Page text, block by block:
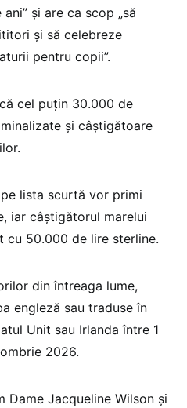
și are ca scop „să
și să celebreze
pentru copii”.
cel puțin 30.000 de
și câștigătoare
lista scurtă vor primi
iar câștigătorul marelui
cu 50.000 de lire sterline.
din întreaga lume,
engleză sau traduse în
Unit sau Irlanda între 1
2026.
Dame Jacqueline Wilson și